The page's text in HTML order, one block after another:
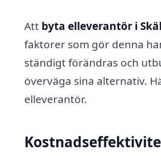
Att byta elleverantör i
faktorer som gör denna
ständigt förändras och
överväga sina alternativ.
elleverantör.